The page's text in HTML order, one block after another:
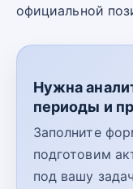
официальной
Нужна
периоды и
Заполните
подготовим
под вашу